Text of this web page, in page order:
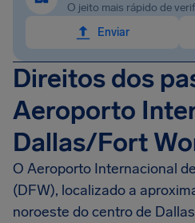
O jeito mais rápido de
Enviar
Direitos dos
Aeroporto
Dallas/Fort
O Aeroporto Internacional
(DFW), localizado a
noroeste do centro de